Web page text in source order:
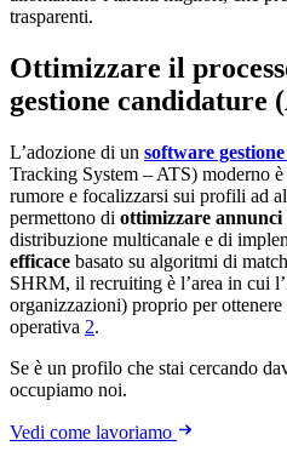
trasparenti.
Ottimizzare il
gestione candidature
L’adozione di un software
Tracking System – ATS) moderno
rumore e focalizzarsi sui profili ad
permettono di ottimizzare annunci
distribuzione multicanale e di
efficace basato su algoritmi di
SHRM, il recruiting è l’area in cui
organizzazioni) proprio per
operativa 2.
Se è un profilo che stai cercando
occupiamo noi.
Vedi come lavoriamo